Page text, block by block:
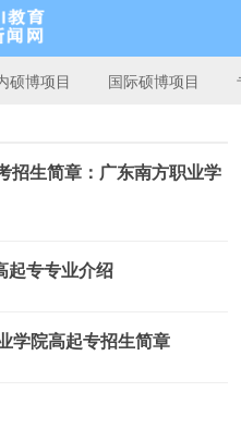
闻网
硕博项目 国际硕博项目
招生简章：广东南方职业学
起专专业介绍
学院高起专招生简章